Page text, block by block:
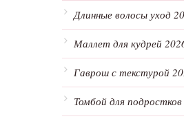
Длинные волосы уход
Маллет для кудрей
Гаврош с текстурой
Томбой для